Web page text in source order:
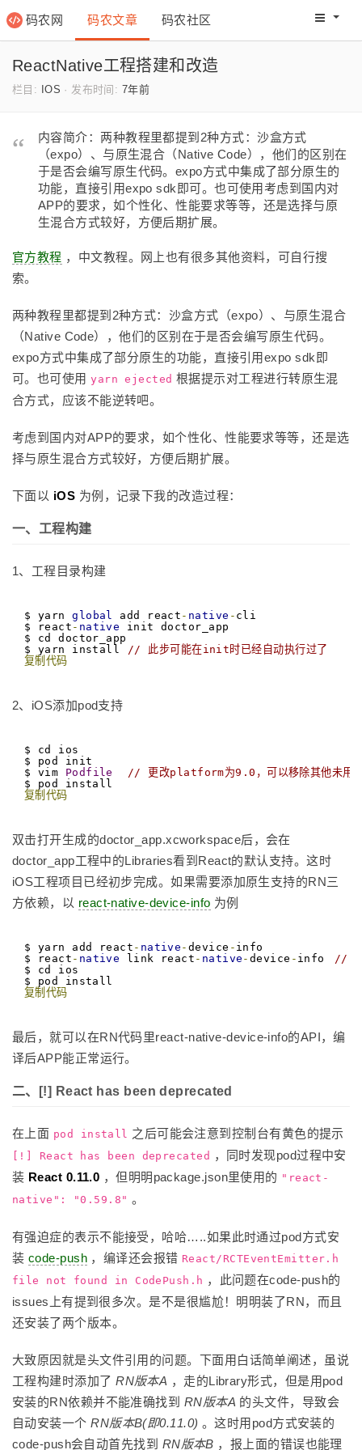
码农网 码农文章 码农社区 码农网
ReactNative工程搭建和改造
栏目: IOS · 发布时间: 7年前
内容简介：两种教程里都提到2种方式：沙盒方式
（expo）、与原生混合（Native Code），他们的区别在
于是否会编写原生代码。expo方式中集成了部分原生的
功能，直接引用expo sdk即可。也可使用考虑到国内对
APP的要求，如个性化、性能要求等等，还是选择与原
生混合方式较好，方便后期扩展。
官方教程 ，中文教程。网上也有很多其他资料，可自行搜
索。
两种教程里都提到2种方式：沙盒方式（expo）、与原生混合
（Native Code），他们的区别在于是否会编写原生代码。
expo方式中集成了部分原生的功能，直接引用expo sdk即
可。也可使用yarn ejected 根据提示对工程进行转原生混
合方式，应该不能逆转吧。
考虑到国内对APP的要求，如个性化、性能要求等等，还是选
择与原生混合方式较好，方便后期扩展。
下面以 iOS 为例，记录下我的改造过程：
一、工程构建
1、工程目录构建
$ yarn global add react - native - cli
$ react - native init doctor_app
$ cd doctor_app
// 此步可能在init时已经自动执行过了
复制代码
2、iOS添加pod支持
$ cd ios
$ pod init
$ vim Podfile
// 更改platform为9.0，可以移除其他未
复制代码
双击打开生成的doctor_app.xcworkspace后，会在
doctor_app工程中的Libraries看到React的默认支持。这时
iOS工程项目已经初步完成。如果需要添加原生支持的RN三
方依赖，以 react-native-device-info 为例
$ yarn add react - native - device - info
$ react - native link react - native - device -
// 推
$ cd ios
复制代码
最后，就可以在RN代码里react-native-device-info的API，编
译后APP能正常运行。
二、[!] React has been deprecated
在上面 pod install 之后可能会注意到控制台有黄色的提示
[!] React has been deprecated ，同时发现pod过程中安
装 React 0.11.0 ，但明明package.json里使用的 "react-
native": "0.59.8" 。
有强迫症的表示不能接受，哈哈…..如果此时通过pod方式安
装 code-push，编译还会报错 React/RCTEventEmitter.h
file not found in CodePush.h ，此问题在code-push的
issues上有提到很多次。是不是很尴尬！明明装了RN，而且
还安装了两个版本。
大致原因就是头文件引用的问题。下面用白话简单阐述，虽说
工程构建时添加了RN版本A ，走的Library形式，但是用pod
安装的RN依赖并不能准确找到 RN版本A 的头文件，导致会
自动安装一个RN版本B(即0.11.0) 。这时用pod方式安装的
code-push会自动首先找到 RN版本B ，报上面的错误也能理